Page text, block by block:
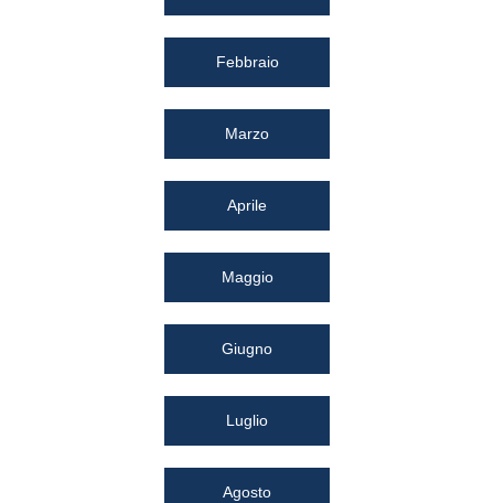
Febbraio
Marzo
Aprile
Maggio
Giugno
Luglio
Agosto